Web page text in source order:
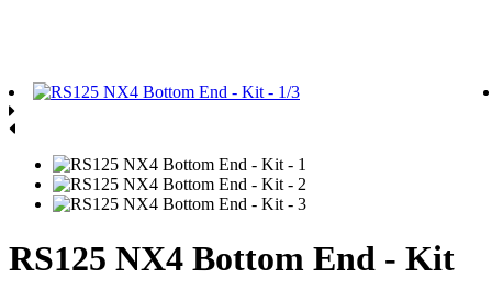
RS125 NX4 Bottom End - Kit